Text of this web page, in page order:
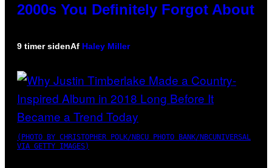
2000s You Definitely Forgot About
9 timer sidenAf Haley Miller
(PHOTO BY CHRISTOPHER POLK/NBCU PHOTO BANK/NBCUNIVERSAL
VIA GETTY IMAGES)